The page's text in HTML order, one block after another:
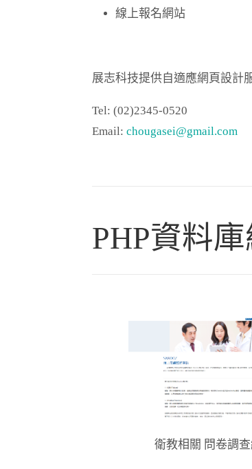
線上報名網站
展志科技提供自適應網頁設計
Tel: (02)2345-0520
Email:chougasei@gmail.com
PHP資料
衛教相關 問卷調